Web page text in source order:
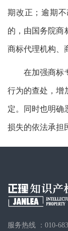
期改正；逾期
的，由国务院商
商标代理机构、
在加强商标专
行为的查处，增
定。同时也明确
损失的依法承担
服务热线 ：010-